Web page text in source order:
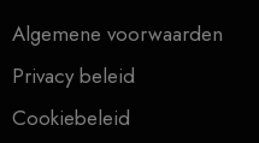
Algemene voorwaarden
Privacy beleid
Cookiebeleid